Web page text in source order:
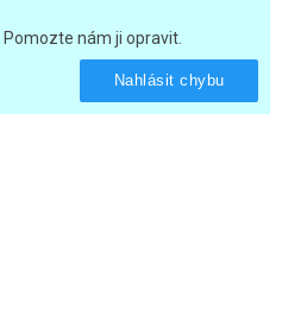
Pomozte nám ji opravit.
Nahlásit chybu